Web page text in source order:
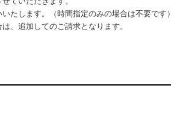
たします。（時間指定のみの場合は不要です）
、追加してのご請求となります。